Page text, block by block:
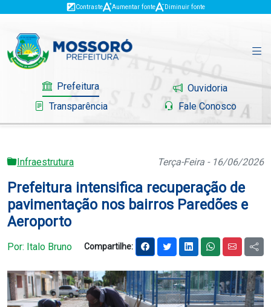
Contraste Aumentar fonte Diminuir fonte
Prefeitura
Ouvidoria
Transparência
Fale Conosco
Governo
Mossoró
Serviços
Notícias
Infraestrutura Terça-Feira - 16/06/2026
Prefeitura intensifica recuperação de
pavimentação nos bairros Paredões e
Aeroporto
Por: Italo Bruno Compartilhe: